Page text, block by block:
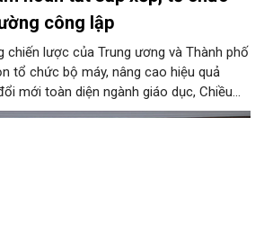
công lập
chiến lược của Trung ương và Thành phố
tổ chức bộ máy, nâng cao hiệu quả
mới toàn diện ngành giáo dục, Chiều
Cửa Nam tổ chức Hội nghị công